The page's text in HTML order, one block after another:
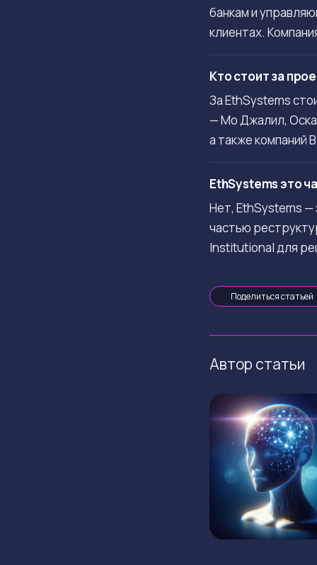
банкам и
клиентах.
Кто стоит за
За EthSystems
— Мо Джалил,
а также компаний
EthSystems это
Нет, EthSystems —
частью
Institutional для
Поделиться статьей
Автор статьи